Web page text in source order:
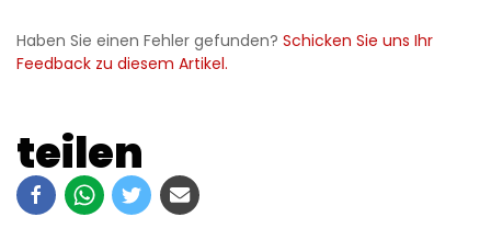
Haben Sie einen Fehler gefunden? Schicken Sie uns Ihr
Feedback zu diesem Artikel.
teilen